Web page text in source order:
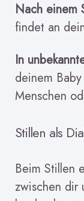
Nach einem
findet an
In
deinem
Menschen
Stillen als
Beim Stillen
zwischen dir